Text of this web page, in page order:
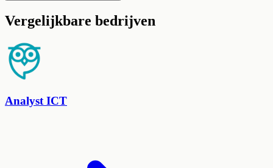
Vergelijkbare bedrijven
Analyst ICT